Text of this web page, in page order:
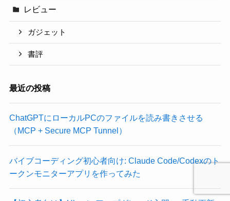
レビュー
ガジェット
書評
最近の投稿
ChatGPTにローカルPCのファイルを読み書きさせる
（MCP + Secure MCP Tunnel）
バイブコーディング初心者向け: Claude Code/Codexのト
ークンモニターアプリを作ってみた